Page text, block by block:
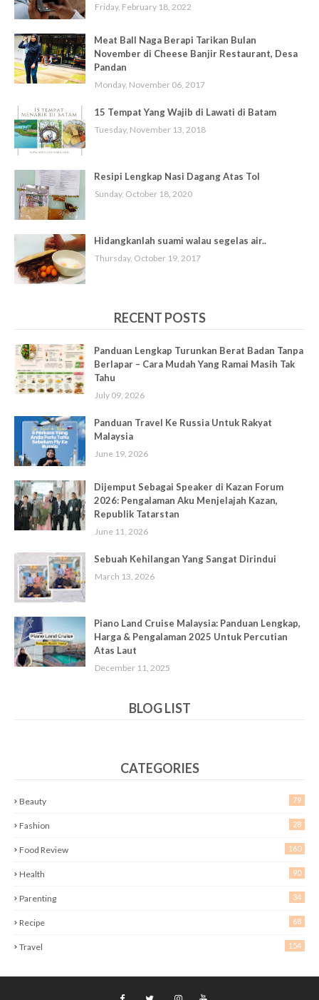
Friday, February 18, 2022
Meat Ball Naga Berapi Tarikan Bulan
November di Cheese Banjir Restaurant, Desa
Pandan
Monday, November 06, 2017
15 Tempat Yang Wajib di Lawati di Batam
Tuesday, November 13, 2018
Resipi Lengkap Nasi Dagang Atas Tol
Sunday, October 18, 2020
Hidangkanlah suami walau segelas air..
Thursday, October 19, 2017
RECENT POSTS
Panduan Lengkap Turunkan Berat Badan Tanpa
Berlapar – Cara Mudah Yang Ramai Masih Tak
Tahu
July 09, 2026
Panduan Travel Ke Russia Untuk Rakyat
Malaysia
June 19, 2026
Dijemput Sebagai Speaker di Kazan Forum
2026: Pengalaman Aku Menjelajah Kazan,
Republik Tatarstan
June 11, 2026
Sebuah Kehilangan Yang Sangat Dirindui
March 13, 2026
Piano Land Cruise Malaysia: Panduan Lengkap,
Harga & Pengalaman 2025 Untuk Percutian
Atas Laut
December 11, 2025
BLOG LIST
CATEGORIES
Beauty 79
Fashion 28
Food Review 160
Health 90
Parenting 34
Recipe 68
Travel 154